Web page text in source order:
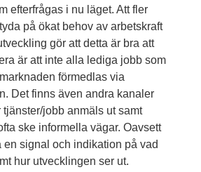
efterfrågas i nu läget. Att fler
på ökat behov av arbetskraft
gör att detta är bra att
är att inte alla lediga jobb som
förmedlas via
Det finns även andra kanaler
jobb anmäls ut samt
ske informella vägar. Oavsett
en signal och indikation på vad
hur utvecklingen ser ut.